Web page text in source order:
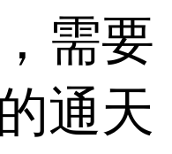
需要
通天